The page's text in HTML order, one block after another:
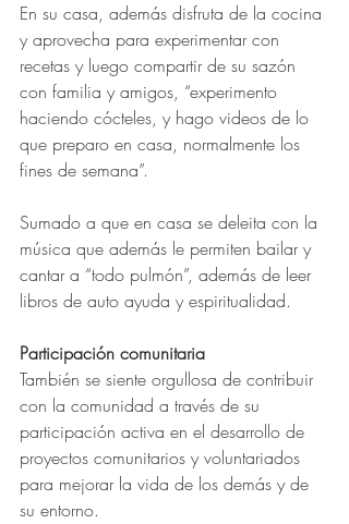
En su casa, además disfruta de la cocina
y aprovecha para experimentar con
recetas y luego compartir de su sazón
con familia y amigos, “experimento
haciendo cócteles, y hago videos de lo
que preparo en casa, normalmente los
fines de semana”.
Sumado a que en casa se deleita con la
música que además le permiten bailar y
cantar a “todo pulmón”, además de leer
libros de auto ayuda y espiritualidad.
Participación comunitaria
También se siente orgullosa de contribuir
con la comunidad a través de su
participación activa en el desarrollo de
proyectos comunitarios y voluntariados
para mejorar la vida de los demás y de
su entorno.